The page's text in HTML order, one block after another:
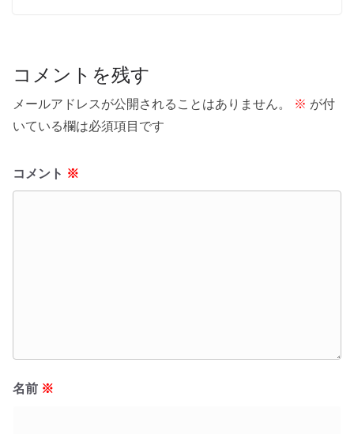
コメントを残す
メールアドレスが公開されることはありません。 ※ が付
いている欄は必須項目です
コメント ※
名前 ※